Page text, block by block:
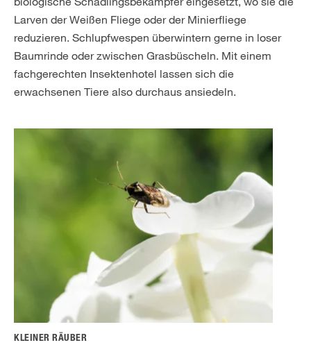
Larven der Weißen Fliege oder der Minierfliege
reduzieren. Schlupfwespen überwintern gerne in loser
Baumrinde oder zwischen Grasbüscheln. Mit einem
fachgerechten Insektenhotel lassen sich die
erwachsenen Tiere also durchaus ansiedeln.
KLEINER RÄUBER